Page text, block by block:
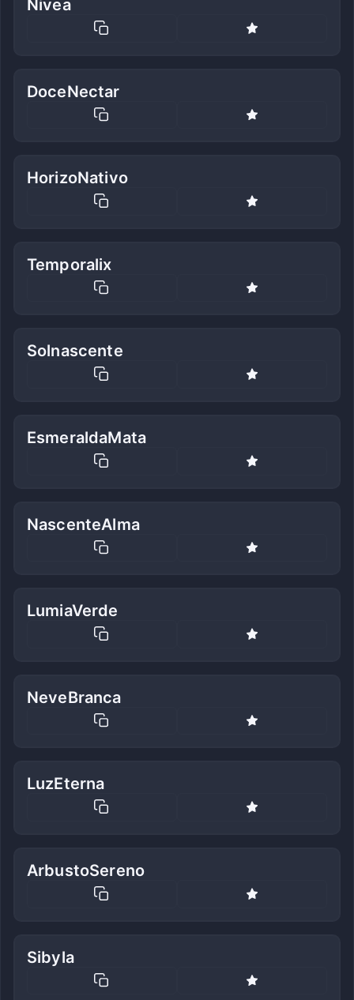
Nivea
DoceNectar
HorizoNativo
Temporalix
Solnascente
EsmeraldaMata
NascenteAlma
LumiaVerde
NeveBranca
LuzEterna
ArbustoSereno
Sibyla